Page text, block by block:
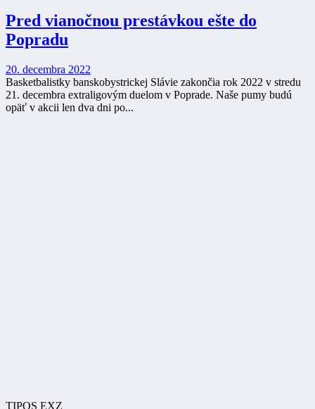
Pred vianočnou prestávkou ešte do
Popradu
20. decembra 2022
Basketbalistky banskobystrickej Slávie zakončia rok 2022 v stredu
21. decembra extraligovým duelom v Poprade. Naše pumy budú
opäť v akcii len dva dni po...
TIPOS EXZ